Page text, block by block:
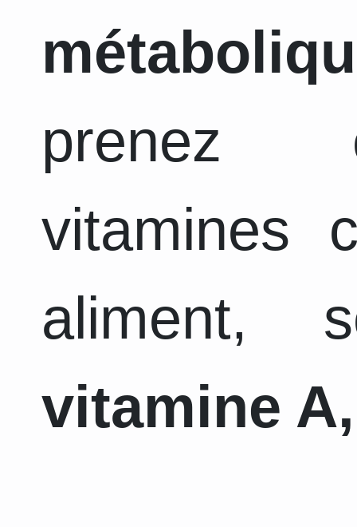
prenez
vitamines
aliment,
vitamine